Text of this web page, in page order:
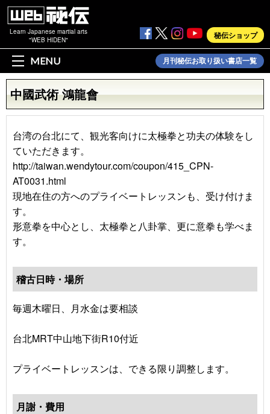
Learn Japanese martial arts
"WEB HIDEN"
秘伝ショップ
MENU 月刊秘伝お取り扱い書店一覧
中國武術 鴻龍會
台湾の台北にて、観光客向けに太極拳と功夫の体験をし
ていただきます。
http://taiwan.wendytour.com/coupon/415_CPN-
AT0031.html
現地在住の方へのプライベートレッスンも、受け付けま
す。
形意拳を中心とし、太極拳と八卦掌、更に意拳も学べま
す。
稽古日時・場所
毎週木曜日、月水金は要相談
台北MRT中山地下街R10付近
プライベートレッスンは、できる限り調整します。
月謝・費用